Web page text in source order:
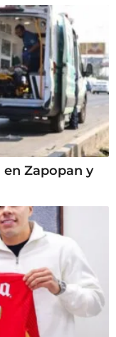
Zapopan y